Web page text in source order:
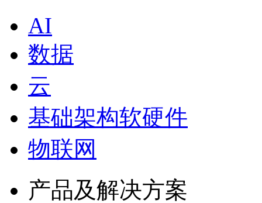
AI
数据
云
基础架构软硬件
物联网
产品及解决方案